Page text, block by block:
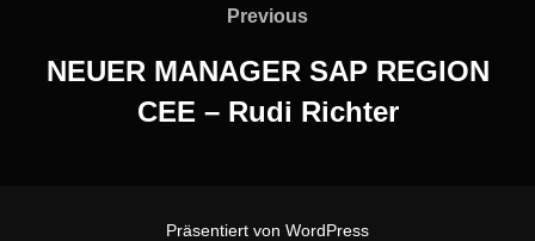
Previous
Previous
NEUER MANAGER SAP REGION
CEE – Rudi Richter
Präsentiert von WordPress